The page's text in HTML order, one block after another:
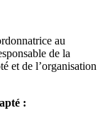
au
de la
et de l’organisation
: